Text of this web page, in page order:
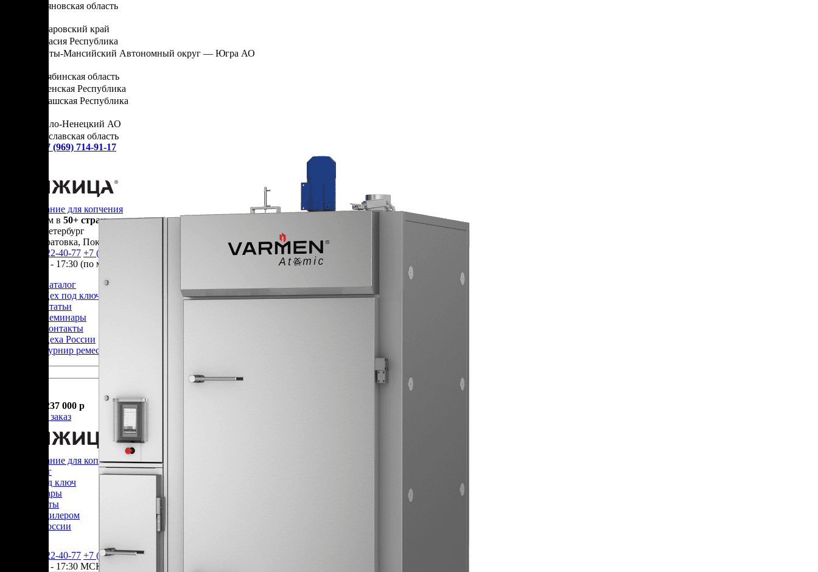
Ульяновская область
Хабаровский край
Хакасия Республика
Ханты-Мансийский Автономный округ — Югра АО
Челябинская область
Чеченская Республика
Чувашская Республика
Ямало-Ненецкий АО
Ярославская область
+7 (969) 714-91-17
Оборудование для копчения
Доставляем в 50+ стран
Санкт-Петербург
п. Новосаратовка, Покровская дорога
+7 (905) 222-40-77 +7 (812) 467-42-10
пн-пт 9:00 - 17:30 (по мск)
Каталог
Цех под ключ
Статьи
Семинары
Контакты
Цеха России
Турнир ремесленников
1 237 000 р
Оформить заказ
Оборудование для копчения
Каталог
Цех под ключ
Семинары
Контакты
Стать дилером
Цеха России
+7 (905) 222-40-77 +7 (812) 467-42-10
пн-пт 9:00 - 17:30 МСК